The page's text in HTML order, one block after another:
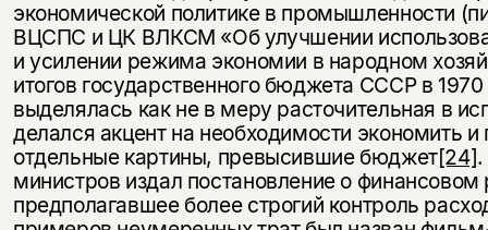
экономической политике в промышленности
ВЦСПС и ЦК ВЛКСМ «Об улучшении
и усилении режима экономии в народном
итогов государственного бюджета СССР в 1970
выделялась как не в меру расточительная в
делался акцент на необходимости экономить и
отдельные картины, превысившие бюджет[24].
министров издал постановление о финансовом
предполагавшее более строгий контроль